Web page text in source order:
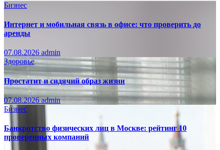
Бизнес
Интернет и мобильная связь в офисе: что проверить до
аренды
07.08.2026 admin
Здоровье
Простатит и сидячий образ жизни
07.08.2026admin
Бизнес
Банкротство физических лиц в Москве: рейтинг 10
проверенных компаний